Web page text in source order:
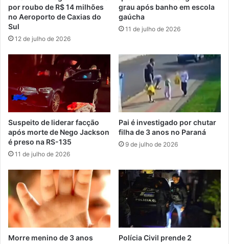
por roubo de R$ 14 milhões
no Aeroporto de Caxias do
Sul
12 de julho de 2026
grau após banho em escola
gaúcha
11 de julho de 2026
Suspeito de liderar facção
após morte de Nego Jackson
é preso na RS-135
11 de julho de 2026
Pai é investigado por chutar
filha de 3 anos no Paraná
9 de julho de 2026
Morre menino de 3 anos
Polícia Civil prende 2